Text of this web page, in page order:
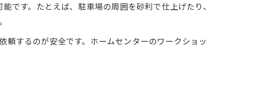
です。たとえば、駐車場の周囲を砂利で仕上げたり、
するのが安全です。ホームセンターのワークショッ